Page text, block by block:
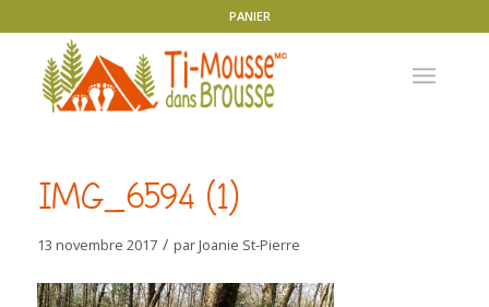
PANIER
IMG_6594 (1)
13 novembre 2017 / parJoanie St-Pierre